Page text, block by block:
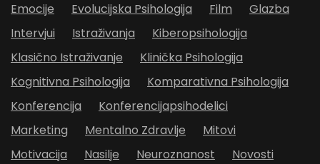
Emocije
Evolucijska Psihologija Film
Glazba
Intervjui
Istraživanja
Kiberopsihologija
Klasično Istraživanje
Klinička Psihologija
Kognitivna Psihologija
Komparativna Psihologija
Konferencija
Konferencijapsihodelici
Marketing
Mentalno Zdravlje
Mitovi
Motivacija
Nasilje Neuroznanost
Novosti